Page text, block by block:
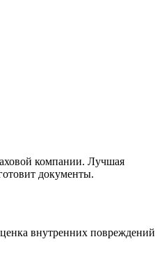
компании. Лучшая
документы.
внутренних повреждений